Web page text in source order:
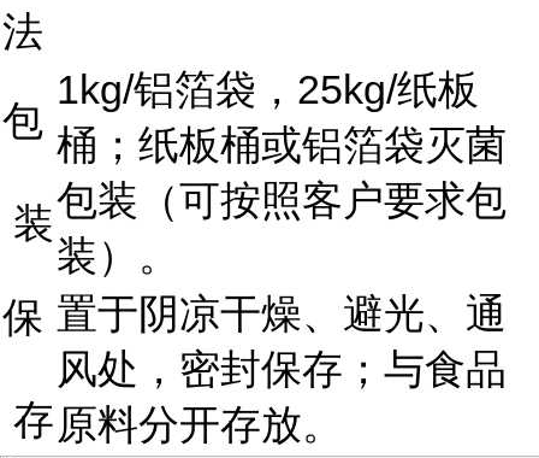
法
包
装
1kg/铝箔袋，25kg/纸板
桶；纸板桶或铝箔袋灭菌
包装（可按照客户要求包
装）。
保
存
置于阴凉干燥、避光、通
风处，密封保存；与食品
原料分开存放。